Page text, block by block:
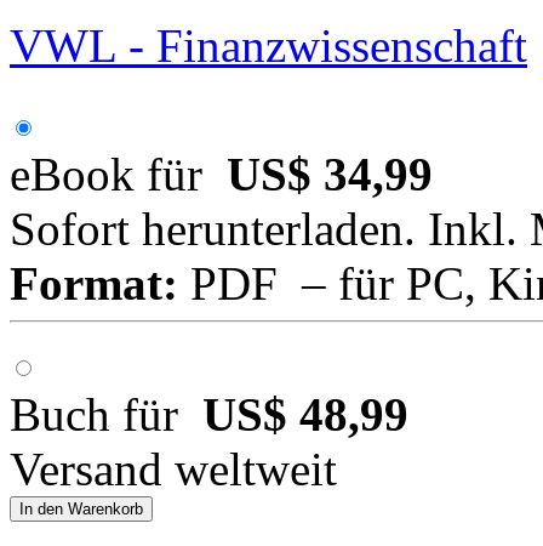
VWL - Finanzwissenschaft
eBook für US$ 34,99
Sofort herunterladen. Inkl.
Format: PDF – für PC,
Buch für US$ 48,99
Versand weltweit
In den Warenkorb